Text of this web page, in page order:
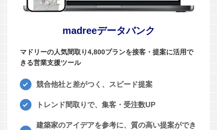
madreeデータバンク
マドリーの人気間取り4,800プランを接客・提案に活用で
きる営業支援ツール
競合他社と差がつく、スピード提案
トレンド間取りで、集客・受注数UP
建築家のアイデアを参考に、質の高い提案ができ